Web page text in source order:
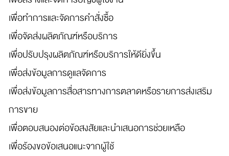
เพื่อทำการและจัดการคำสั่งซื้อ
เพื่อจัดส่งผลิตภัณฑ์หรือบริการ
เพื่อปรับปรุงผลิตภัณฑ์หรือบริการให้ดียิ่งขึ้น
เพื่อส่งข้อมูลการดูแลจัดการ
เพื่อส่งข้อมูลการสื่อสารทางการตลาดหรือรายการส่งเสริม
การขาย
เพื่อตอบสนองต่อข้อสงสัยและนำเสนอการช่วยเหลือ
เพื่อร้องขอข้อเสนอแนะจากผู้ใช้